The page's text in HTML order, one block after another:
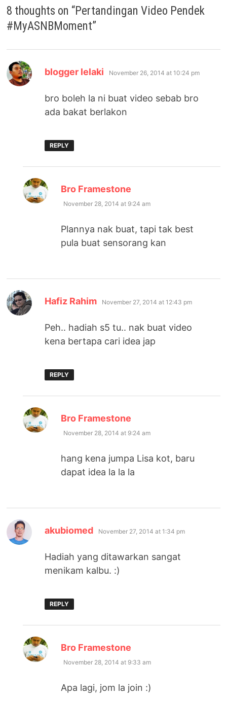
8 thoughts on “Pertandingan Video Pendek
#MyASNBMoment”
blogger lelaki says:
November 26, 2014 at 10:24 pm
bro boleh la ni buat video sebab bro
ada bakat berlakon
REPLY
Bro Framestone
November 28, 2014 at 9:24 am
Plannya nak buat, tapi tak best
pula buat sensorang kan
Hafiz Rahim says:
November 27, 2014 at 12:43 pm
Peh.. hadiah s5 tu.. nak buat video
kena bertapa cari idea jap
REPLY
Bro Framestone
November 28, 2014 at 9:24 am
hang kena jumpa Lisa kot, baru
dapat idea la la la
akubiomed says:
November 27, 2014 at 1:34 pm
Hadiah yang ditawarkan sangat
menikam kalbu. :)
REPLY
Bro Framestone
November 28, 2014 at 9:33 am
Apa lagi, jom la join :)